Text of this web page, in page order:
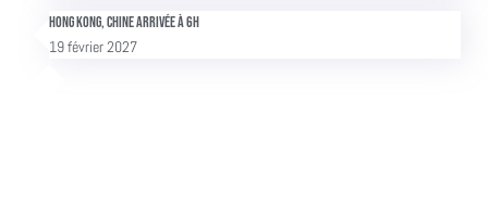
Hong Kong, Chine Arrivée à 6h
19 février 2027